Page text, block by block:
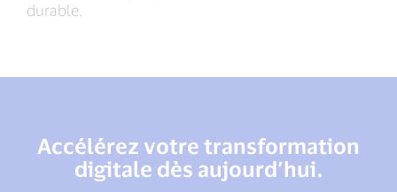
durable.
Accélérez votre transformation
digitale dès aujourd’hui.